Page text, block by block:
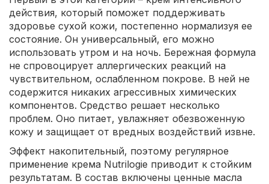
действия, который поможет поддерживать
здоровье сухой кожи, постепенно нормализуя ее
состояние. Он универсальный, его можно
использовать утром и на ночь. Бережная формула
не спровоцирует аллергических реакций на
чувствительном, ослабленном покрове. В ней не
содержится никаких агрессивных химических
компонентов. Средство решает несколько
проблем. Оно питает, увлажняет обезвоженную
кожу и защищает от вредных воздействий извне.
Эффект накопительный, поэтому регулярное
применение крема Nutrilogie приводит к стойким
результатам. В состав включены ценные масла